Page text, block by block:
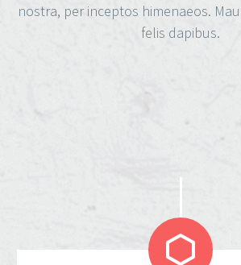
nostra, per inceptos himenaeos.
felis dapibus.

